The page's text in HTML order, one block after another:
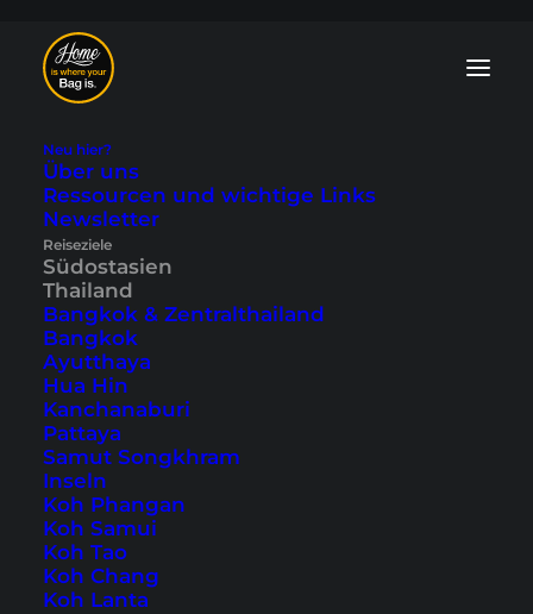
Neu hier?
Über uns
Ressourcen und wichtige Links
Newsletter
Reiseziele
Südostasien
Thailand
Bangkok & Zentralthailand
Bangkok
Ayutthaya
Hua Hin
Kanchanaburi
Pattaya
Samut Songkhram
Inseln
Koh Phangan
Koh Samui
Koh Tao
Koh Chang
Koh Lanta
Isaan Blog: Tipps
und Reiseberichte
Entdecke den
Nordosten
Isaan Blog zeigen wir dir die Städte wie
Nong Khaiam
historische Stätten wie den
Nationalpark
Touristenmassen und ein völlig anderes
Thailand. Lies mehr in unseren Tipps und
Reiseberichten.